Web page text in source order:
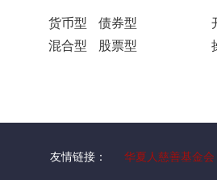
货币型
债券型
混合型
股票型
友情链接： 华夏人慈善基金会